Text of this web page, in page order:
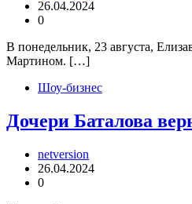
26.04.2024
0
В понедельник, 23 августа,
Мартином. […]
Шоу-бизнес
Дочери Баталова
netversion
26.04.2024
0